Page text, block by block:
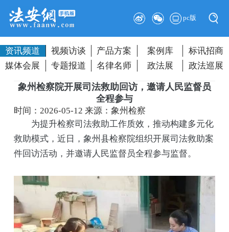
pc版
资讯频道 视频访谈 产品方案 案例库
标讯招商
媒体会展
专题报道 名律名师 政法展 政法巡展
象州检察院开展司法救助回访，邀请人民监督员
全程参与
时间：2026-05-12来源：象州检察
为提升检察司法救助工作质效，推动构建多元化
救助模式，近日，象州县检察院组织开展司法救助案
件回访活动，并邀请人民监督员全程参与监督。